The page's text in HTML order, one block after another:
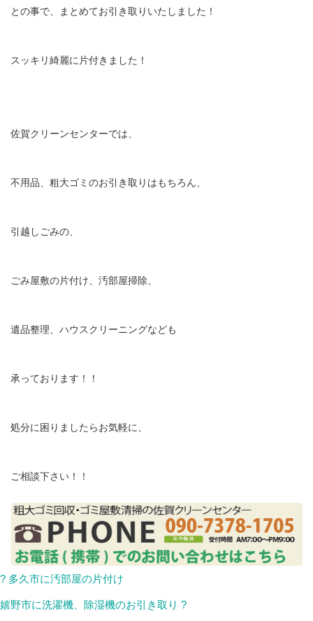
との事で、まとめてお引き取りいたしました！
スッキリ綺麗に片付きました！
佐賀クリーンセンターでは、
不用品、粗大ゴミのお引き取りはもちろん、
引越しごみの、
ごみ屋敷の片付け、汚部屋掃除、
遺品整理、ハウスクリーニングなども
承っております！！
処分に困りましたらお気軽に、
ご相談下さい！！
? 多久市に汚部屋の片付け
嬉野市に洗濯機、除湿機のお引き取り ?